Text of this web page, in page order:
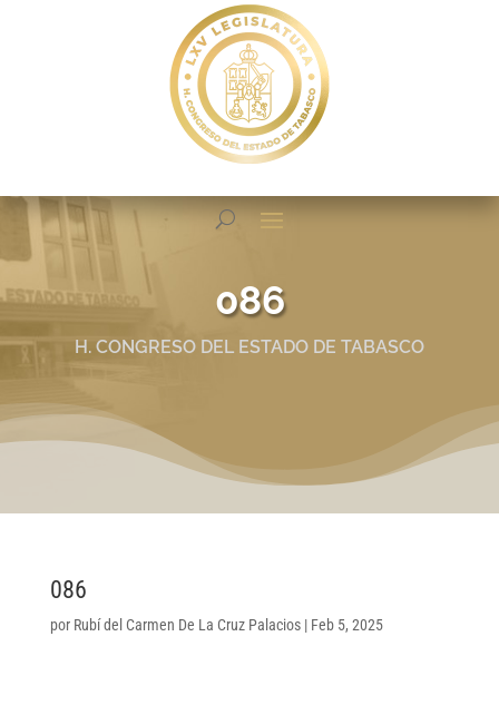
086
H. CONGRESO DEL ESTADO DE TABASCO
086
por Rubí del Carmen De La Cruz Palacios| Feb 5, 2025